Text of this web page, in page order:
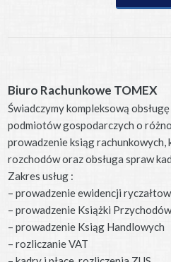
Biuro Rachunkowe TOMEX
Świadczymy kompleksową
podmiotów gospodarczych o
prowadzenie ksiąg rachunkowych,
rozchodów oraz obsługa spraw
Zakres usług :
– prowadzenie ewidencji
– prowadzenie Książki
– prowadzenie Ksiąg Handlowych
– rozliczanie VAT